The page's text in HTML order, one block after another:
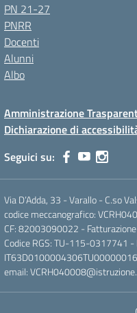
PN 21-27
PNRR
Docenti
Alunni
Albo
Amministrazione
Dichiarazione di
Seguici su:
Via D’Adda, 33 - Varallo - C.so
codice meccanografico:
CF: 82003090022 - Fatturazione
Codice RGS: TU-115-0317741 -
email: